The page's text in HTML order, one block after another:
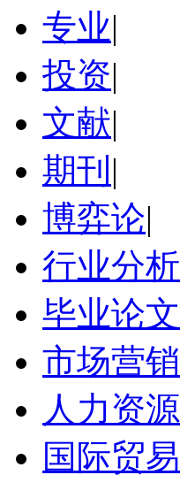
专业|
投资|
文献|
期刊 |
博弈论|
行业分析
毕业论文
市场营销
人力资源
国际贸易